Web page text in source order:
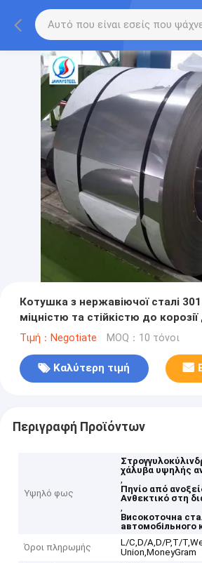
Котушка з нержавіючої сталі
міцністю та стійкістю до корозії
автомобільних застосувань
Τιμή：Negotiate MOQ：10 τόνοι
Καλύτερη τιμή
Περιγραφή Προϊόντων
Υψηλό φως
χάλυβα υψηλής
,
Πηνίο από
Ανθεκτικό στη
,
Високоточна
автомобільного
Όροι πληρωμής
L/C,D/A,D/P,T/
Union,MoneyGram